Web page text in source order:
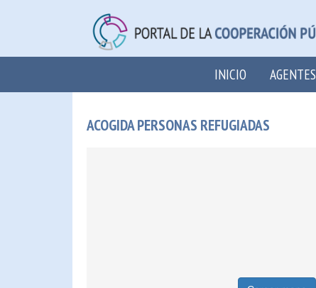
INICIO AGENTES
ACOGIDA PERSONAS REFUGIADAS